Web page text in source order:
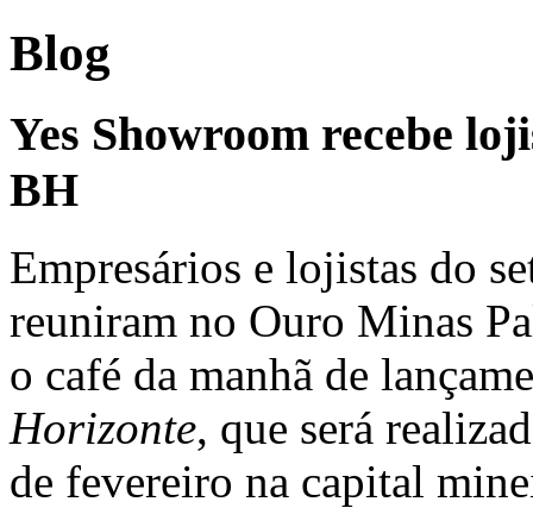
Blog
Yes Showroom recebe
BH
Empresários e lojistas do
reuniram no Ouro Minas
o café da manhã de
Horizonte, que será
de fevereiro na capital